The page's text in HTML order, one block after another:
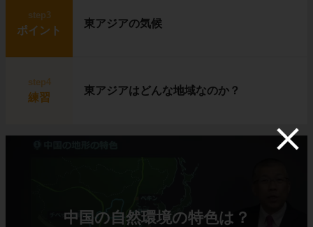
step3
ポイント
東アジアの気候
step4
練習
東アジアはどんな地域なのか？
中国の自然環境の特色は？